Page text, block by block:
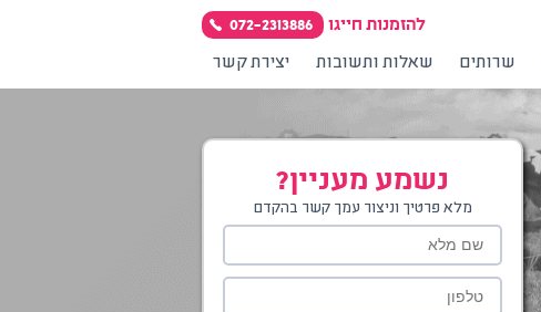
להזמנות חייגו
072-2313886
שרותים שאלות ותשובות יצירת קשר
נשמע מעניין?
מלא פרטיך וניצור עמך קשר בהקדם